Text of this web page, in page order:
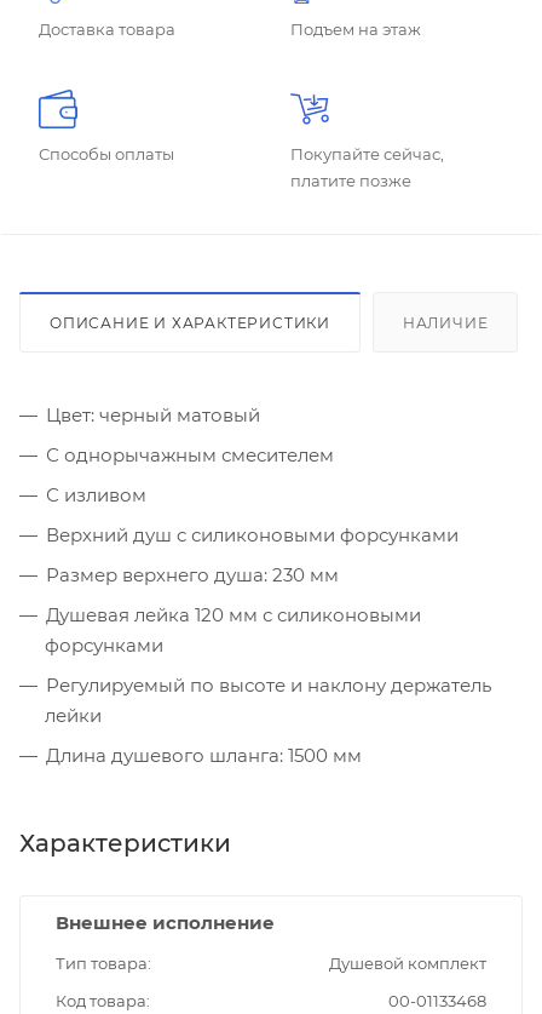
Доставка товара Подъем на этаж
Способы оплаты
Покупайте сейчас,
платите позже
ОПИСАНИЕ И ХАРАКТЕРИСТИКИ НАЛИЧИЕ
Цвет: черный матовый
С однорычажным смесителем
С изливом
Верхний душ с силиконовыми форсунками
Размер верхнего душа: 230 мм
Душевая лейка 120 мм с силиконовыми
форсунками
Регулируемый по высоте и наклону держатель
лейки
Длина душевого шланга: 1500 мм
Характеристики
Внешнее исполнение
Тип товара
Душевой комплект
Код товара
00-01133468